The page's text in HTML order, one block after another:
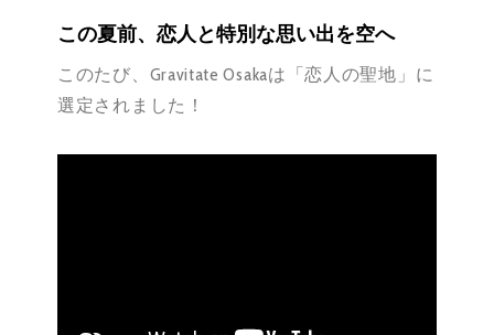
この夏前、恋人と特別な思い出を空へ
このたび、Gravitate Osakaは「恋人の聖地」に
選定されました！